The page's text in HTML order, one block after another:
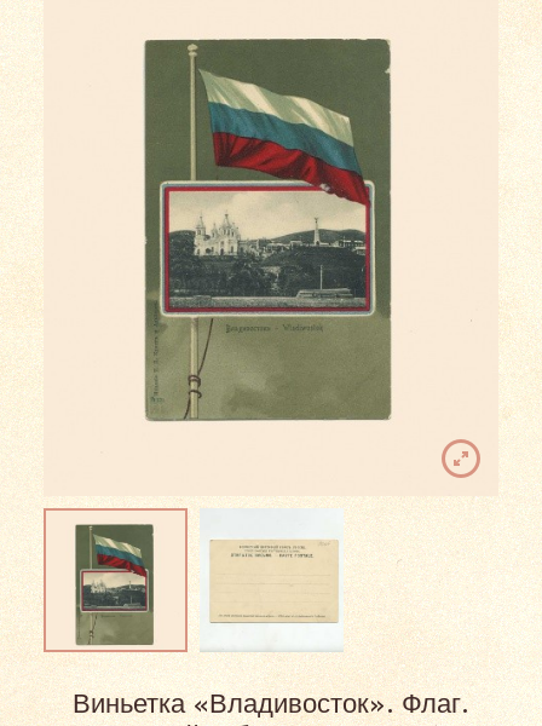
Виньетка «Владивосток». Флаг.